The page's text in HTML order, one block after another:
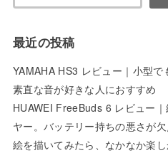
最近の投稿
YAMAHA HS3 レビュー｜小型で
素直な音が好きな人におすすめ
HUAWEI FreeBuds 6 レビュー
ヤー。バッテリー持ちの悪さが
絵を描いてみたら、なかなか楽